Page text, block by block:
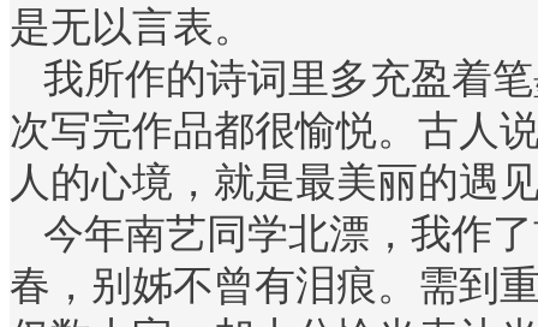
是无以言表。
我所作的诗词里多充盈着
次写完作品都很愉悦。古人
人的心境，就是最美丽的遇
今年南艺同学北漂，我作
春，别姊不曾有泪痕。需到